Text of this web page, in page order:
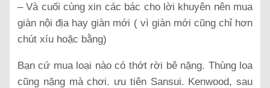
– Và cuối cùng xin các bác cho lời khuyên nên mua
giàn nội địa hay giàn mới ( vì giàn mới cũng chỉ hơn
chút xíu hoặc bằng)
Bạn cứ mua loại nào có thớt rời bê nặng. Thùng loa
cũng nặng mà chơi. ưu tiên Sansui. Kenwood, sau